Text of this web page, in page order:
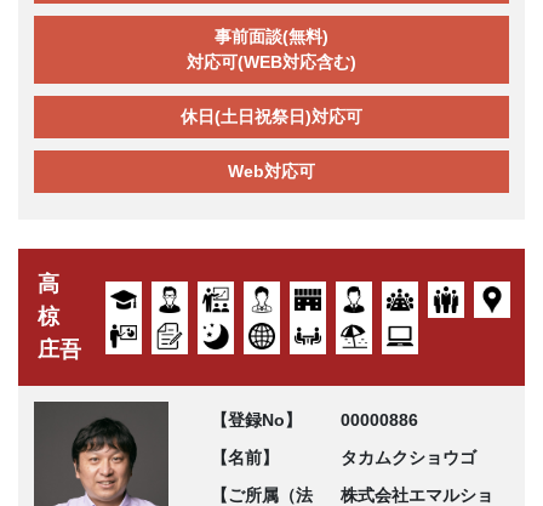
事前面談(無料)
対応可(WEB対応含む)
休日(土日祝祭日)対応可
Web対応可
高
椋
庄吾
【登録No】
00000886
【名前】
タカムクショウゴ
【ご所属（法
株式会社エマルショ